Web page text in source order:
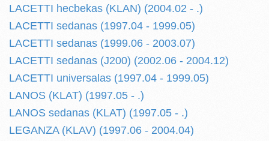
LACETTI hecbekas (KLAN) (2004.02 - .)
LACETTI sedanas (1997.04 - 1999.05)
LACETTI sedanas (1999.06 - 2003.07)
LACETTI sedanas (J200) (2002.06 - 2004.12)
LACETTI universalas (1997.04 - 1999.05)
LANOS (KLAT) (1997.05 - .)
LANOS sedanas (KLAT) (1997.05 - .)
LEGANZA (KLAV) (1997.06 - 2004.04)